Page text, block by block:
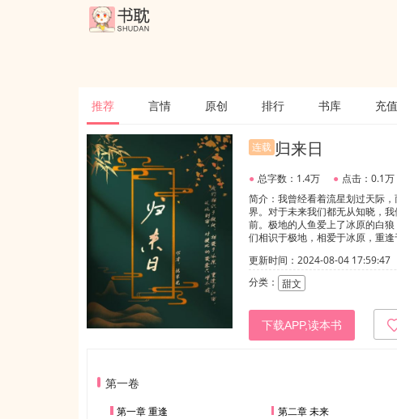
推荐 言情 原创 排行 书库 充
连载 归来日
● 总字数：1.4万 ● 点击：0.1万
简介：我曾经看着流星划过天际
界。对于未来我们都无从知晓，
前。极地的人鱼爱上了冰原的白
们相识于极地，相爱于冰原，重
更新时间：2024-08-04 17:59:47
分类： 甜文
下载APP,读本书
第一卷
第一章 重逢 第二章 未来